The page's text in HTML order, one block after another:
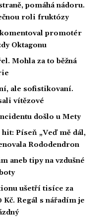
pomáhá nádoru.
roli fruktózy
promotér
Oktagonu
Mohla za to běžná
ale sofistikovaní.
vítězové
došlo u Mety
Píseň „Veď mě dál,
Rododendron
aneb tipy na vzdušné
ušetří tisíce za
Regál s nářadím je